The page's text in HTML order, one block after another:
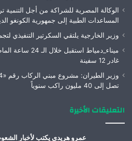
الوكالة المصرية للشراكة من أجل
المساعدات الطبية إلى جمهورية الكونغو
وزير الخارجية يلتقي السكرتير التنفيذي
غادر 12 سفينة
تصل إلى 40 مليون راكب سنوياً
التعليقات الأخيرة
عمرو هريدى يكتب لأخبار